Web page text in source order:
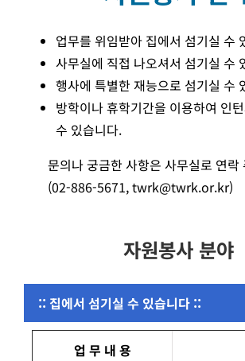
업무를 위임받아 집에서 섬기실 수
사무실에 직접 나오셔서 섬기실 수
행사에 특별한 재능으로 섬기실 수
방학이나 휴학기간을 이용하여 인
수 있습니다.
문의나 궁금한 사항은 사무실로 연락
(02-886-5671, twrk@twrk.or.kr)
자원봉사 분야
:: 집에서 섬기실 수 있습니다 ::
업 무 내 용